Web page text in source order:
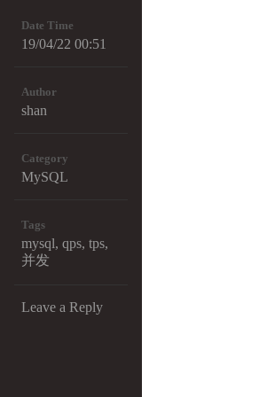
Date Time
19/04/22 00:51
Author
shan
Category
MySQL
Tags
mysql, qps, tps,
并发
Leave a Reply